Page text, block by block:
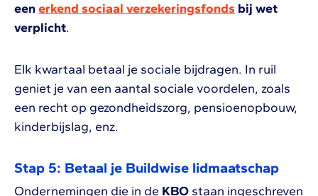
eenerkend sociaal verzekeringsfonds bij wet
verplicht.
Elk kwartaal betaal je sociale bijdragen. In ruil
geniet je van een aantal sociale voordelen, zoals
een recht op gezondheidszorg, pensioenopbouw,
kinderbijslag, enz.
Stap 5: Betaal je Buildwise lidmaatschap
Ondernemingen die in de KBO staan ingeschreven